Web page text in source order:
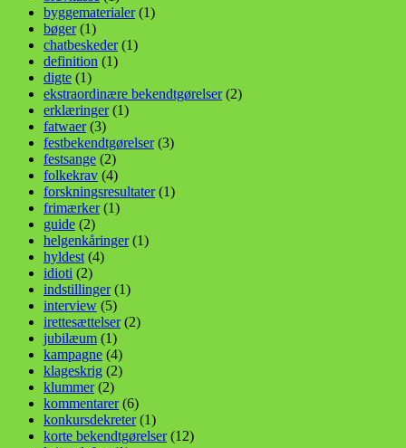
byggematerialer(1)
bøger(1)
chatbeskeder(1)
definition (1)
digte (1)
ekstraordinære bekendtgørelser(2)
erklæringer(1)
fatwaer(3)
festbekendtgørelser(3)
festsange (2)
folkekrav (4)
forskningsresultater(1)
frimærker(1)
guide (2)
helgenkåringer(1)
hyldest (4)
idioti (2)
indstillinger(1)
interview (5)
irettesættelser(2)
jubilæum (1)
kampagne (4)
klageskrig (2)
klummer(2)
kommentarer(6)
konkursdekreter(1)
korte bekendtgørelser(12)